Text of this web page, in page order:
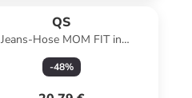
QS
Jeans-Hose MOM FIT in
7282_salbeigrün
-48%